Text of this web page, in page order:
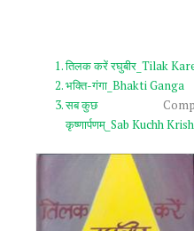
तिलक करें रघुबीर_Tilak
भक्ति-गंगा_Bhakti Ganga
सब कुछ
कृष्णार्पणम्‌_Sab Kuchh